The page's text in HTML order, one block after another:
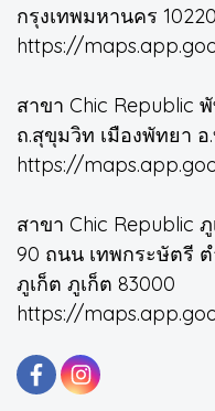
กรุงเทพมหานคร 10220
https://
สาขา Chic Republic
ถ.สุขุมวิท เมืองพัทยา อ
https://
สาขา Chic Republic ภู
90 ถนน เทพกระษัตรี ต
ภูเก็ต ภูเก็ต 83000
https://